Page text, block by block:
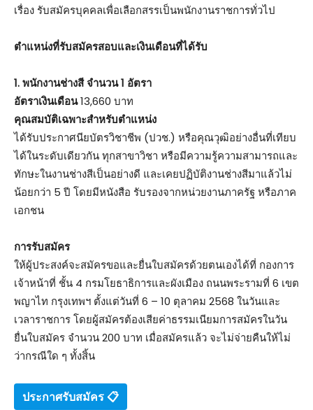
เรื่อง รับสมัครบุคคลเพื่อเลือกสรรเป็นพนักงานราชการทั่วไป
ตําแหน่งที่รับสมัครสอบและเงินเดือนที่ได้รับ
1. พนักงานช่างสี จำนวน 1 อัตรา
อัตราเงินเดือน13,660 บาท
คุณสมบัติเฉพาะสำหรับตำแหน่ง
ได้รับประกาศนียบัตรวิชาชีพ (ปวช.) หรือคุณวุฒิอย่างอื่นที่เทียบ
ได้ในระดับเดียวกัน ทุกสาขาวิชา หรือมีความรู้ความสามารถและ
ทักษะในงานช่างสีเป็นอย่างดี และเคยปฏิบัติงานช่างสีมาแล้วไม่
น้อยกว่า 5 ปี โดยมีหนังสือ รับรองจากหน่วยงานภาครัฐ หรือภาค
เอกชน
การรับสมัคร
ให้ผู้ประสงค์จะสมัครขอและยื่นใบสมัครด้วยตนเองได้ที่ กองการ
เจ้าหน้าที่ ชั้น 4 กรมโยธาธิการและผังเมือง ถนนพระรามที่ 6 เขต
พญาไท กรุงเทพฯ ตั้งแต่วันที่ 6 – 10 ตุลาคม 2568 ในวันและ
เวลาราชการ โดยผู้สมัครต้องเสียค่าธรรมเนียมการสมัครในวัน
ยื่นใบสมัคร จำนวน 200 บาท เมื่อสมัครแล้ว จะไม่จ่ายคืนให้ไม่
ว่ากรณีใด ๆ ทั้งสิ้น
ประกาศรับสมัคร 📋